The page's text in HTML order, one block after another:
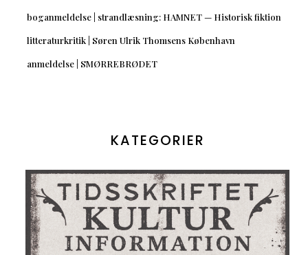
boganmeldelse | strandlæsning: HAMNET — Historisk fiktion
litteraturkritik | Søren Ulrik Thomsens København
anmeldelse | SMØRREBRØDET
KATEGORIER